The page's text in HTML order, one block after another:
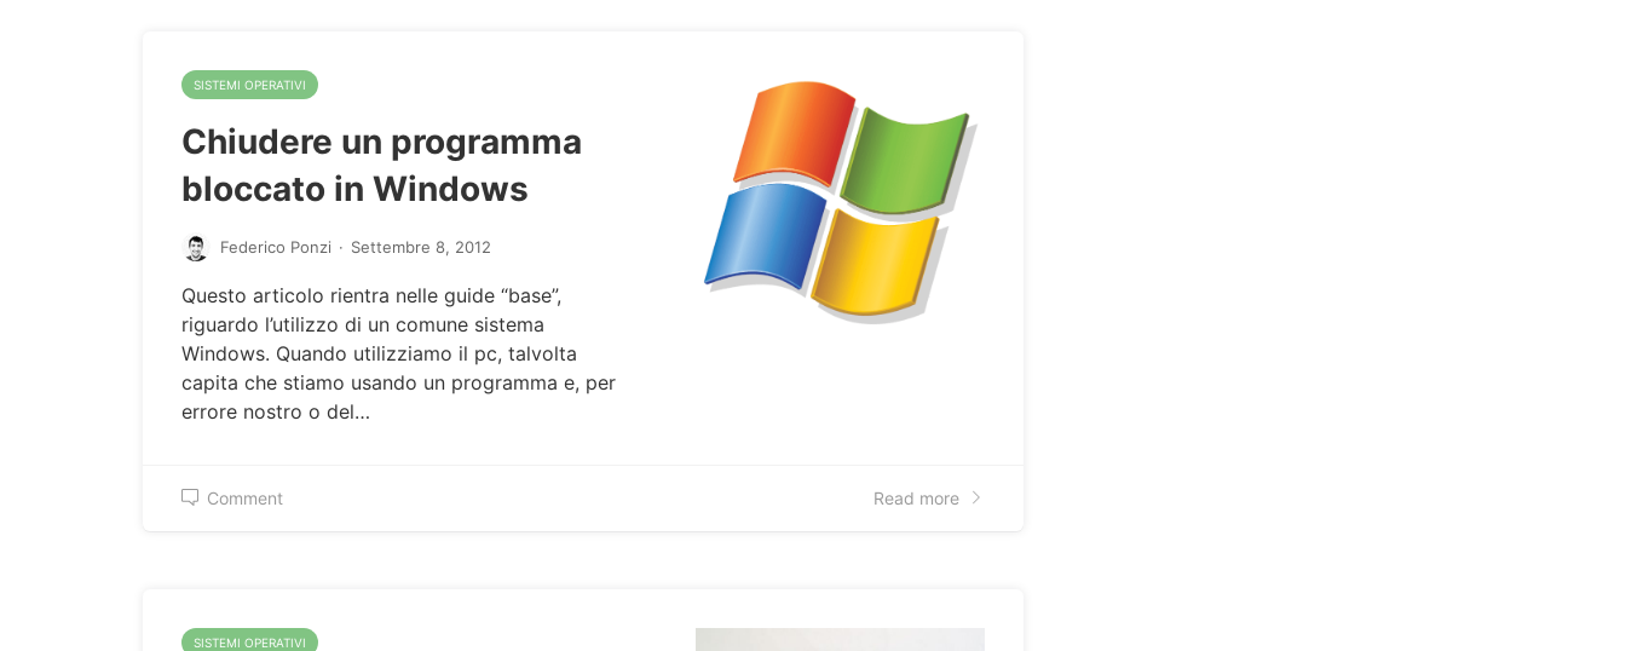
SISTEMI OPERATIVI
Chiudere un programma
bloccato in Windows
Federico Ponzi · Settembre 8, 2012
Questo articolo rientra nelle guide “base”,
riguardo l’utilizzo di un comune sistema
Windows. Quando utilizziamo il pc, talvolta
capita che stiamo usando un programma e, per
errore nostro o del…
Comment Read more
SISTEMI OPERATIVI